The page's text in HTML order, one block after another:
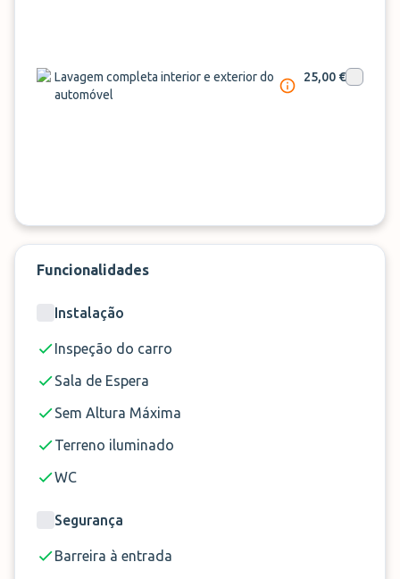
Lavagem completa interior e exterior do
automóvel
25,00 €
Funcionalidades
Instalação
Inspeção do carro
Sala de Espera
Sem Altura Máxima
Terreno iluminado
WC
Segurança
Barreira à entrada